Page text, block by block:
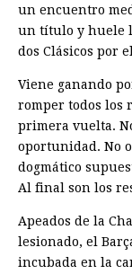
un encuentro
un título y huele
dos Clásicos por
Viene ganando
romper todos los
primera vuelta.
oportunidad. No
dogmático
Al final son los
Apeados de la
lesionado, el
incubada en la